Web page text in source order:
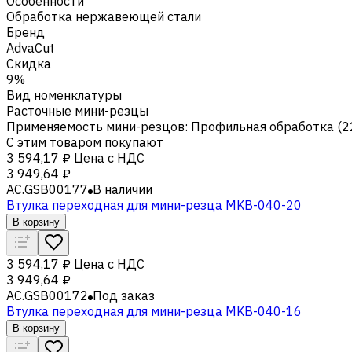
Обработка нержавеющей стали
Бренд
AdvaCut
Скидка
9%
Вид номенклатуры
Расточные мини-резцы
Применяемость мини-резцов: Профильная обработка
С этим товаром покупают
3 594,17 ₽ Цена с НДС
3 949,64 ₽
AC.GSB00177 В наличии
Втулка переходная для мини-резца MKB-040-20
В корзину
3 594,17 ₽ Цена с НДС
3 949,64 ₽
AC.GSB00172 Под заказ
Втулка переходная для мини-резца MKB-040-16
В корзину